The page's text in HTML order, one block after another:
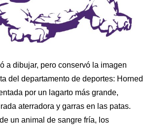
a dibujar, pero conservó la imagen
del departamento de deportes: Horned
por un lagarto más grande,
aterradora y garras en las patas.
un animal de sangre fría, los